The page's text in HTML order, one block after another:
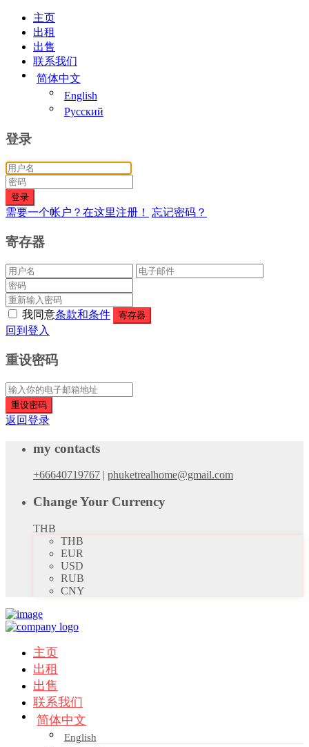
主页
出租
出售
联系我们
简体中文
English
Русский
登录
登录
需要一个帐户？在这里注册！ 忘记密码？
寄存器
我同意条款和条件 寄存器
回到登入
重设密码
重设密码
返回登录
my contacts
+66640719767 | phuketrealhome@gmail.com
Change Your Currency
THB
THB
EUR
USD
RUB
CNY
主页
出租
出售
联系我们
简体中文
English